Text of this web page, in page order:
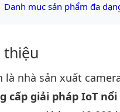
Danh mục sản phẩm đa
thiệu
là nhà sản xuất
cấp giải pháp IoT